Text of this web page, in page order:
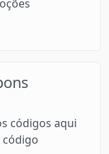
códigos aqui